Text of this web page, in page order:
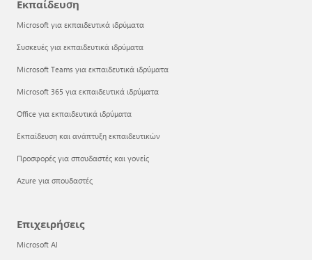
Εκπαίδευση
Microsoft για εκπαιδευτικά ιδρύματα
Συσκευές για εκπαιδευτικά ιδρύματα
Microsoft Teams για εκπαιδευτικά ιδρύματα
Microsoft 365 για εκπαιδευτικά ιδρύματα
Office για εκπαιδευτικά ιδρύματα
Εκπαίδευση και ανάπτυξη εκπαιδευτικών
Προσφορές για σπουδαστές και γονείς
Azure για σπουδαστές
Επιχειρήσεις
Microsoft AI